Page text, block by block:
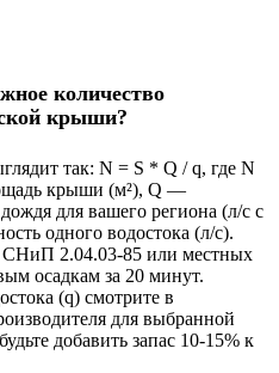
количество
крыши?
так: N = S * Q / q, где N
крыши (м²), Q —
для вашего региона (л/с с
одного водостока (л/с).
СНиП 2.04.03-85 или местных
осадкам за 20 минут.
(q) смотрите в
для выбранной
добавить запас 10-15% к